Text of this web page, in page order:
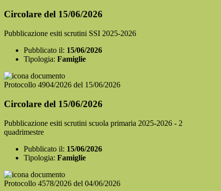
Circolare del 15/06/2026
Pubblicazione esiti scrutini SSI 2025-2026
Pubblicato il: 15/06/2026
Tipologia: Famiglie
Protocollo 4904/2026 del 15/06/2026
Circolare del 15/06/2026
Pubblicazione esiti scrutini scuola primaria 2025-2026 - 2
quadrimestre
Pubblicato il: 15/06/2026
Tipologia: Famiglie
Protocollo 4578/2026 del 04/06/2026